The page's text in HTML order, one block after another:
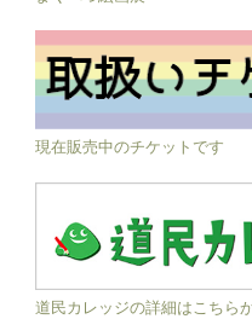
現在販売中のチケットです
道民カレッジの詳細はこちら